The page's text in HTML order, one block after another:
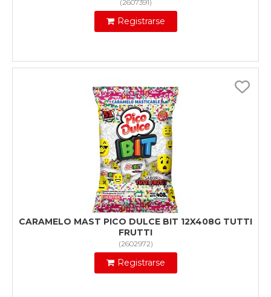
(2607391)
Registrarse
CARAMELO MAST PICO DULCE BIT 12X408G TUTTI
FRUTTI
(2602972)
Registrarse